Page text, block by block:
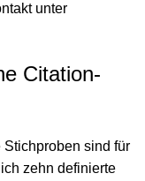
unter
Citation-
sind für
zehn definierte